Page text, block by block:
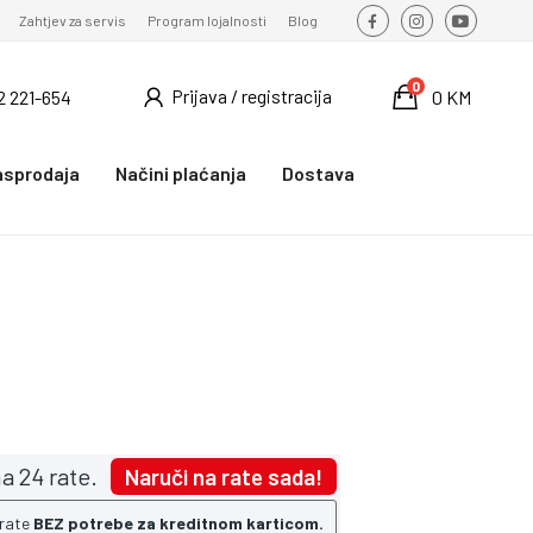
Zahtjev za servis Program lojalnosti Blog
221-654 Prijava / registracija 0 KM
0
Načini plaćanja
Dostava
24 rate. Naruči na rate sada!
BEZ potrebe za kreditnom karticom.